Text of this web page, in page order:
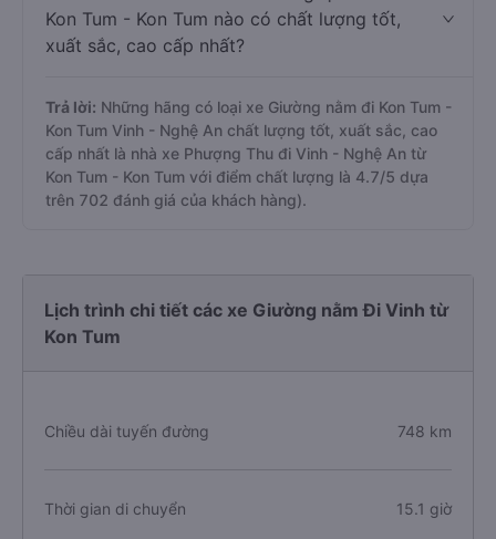
Kon Tum - Kon Tum nào có chất lượng tốt,
xuất sắc, cao cấp nhất?
Trả lời: Những hãng có loại xe Giường nằm đi Kon Tum -
Kon Tum Vinh - Nghệ An chất lượng tốt, xuất sắc, cao
cấp nhất là nhà xe Phượng Thu đi Vinh - Nghệ An từ
Kon Tum - Kon Tum với điểm chất lượng là 4.7/5 dựa
trên 702 đánh giá của khách hàng).
Lịch trình chi tiết các xe Giường nằm Đi Vinh từ
Kon Tum
Chiều dài tuyến đường 748 km
Thời gian di chuyển 15.1 giờ